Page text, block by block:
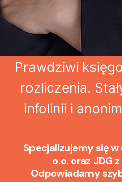
Prawdziwi
rozliczenia.
infolinii i
Specjalizujemy się w
o.o. oraz JDG
Odpowiadamy